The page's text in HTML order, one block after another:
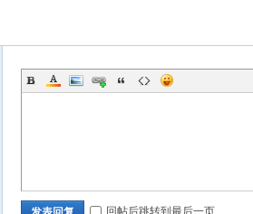
回帖后跳转到最后一页